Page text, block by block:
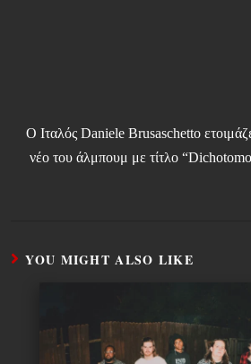
Ο Ιταλός Daniele Brusaschetto
νέο του άλμπουμ με τίτλο
YOU MIGHT ALSO LIKE